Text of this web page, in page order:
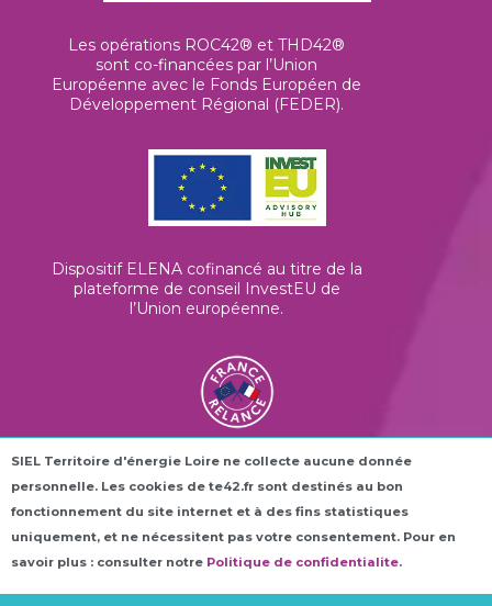
Les opérations ROC42® et THD42®
sont co-financées par l’Union
Européenne avec le Fonds Européen de
Développement Régional (FEDER).
Dispositif ELENA cofinancé au titre de la
plateforme de conseil InvestEU de
l’Union européenne.
Les horloges connectées ROC42® sont
financées dans le cadre du plan France
Relance.
SIEL Territoire d'énergie Loire ne collecte aucune donnée
personnelle. Les cookies de te42.fr sont destinés au bon
fonctionnement du site internet et à des fins statistiques
uniquement, et ne nécessitent pas votre consentement. Pour en
savoir plus : consulter notre Politique de confidentialite.